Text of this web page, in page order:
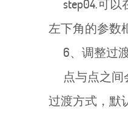
step04.可以
左下角的参数
6、调整过
点与点之间
过渡方式，默